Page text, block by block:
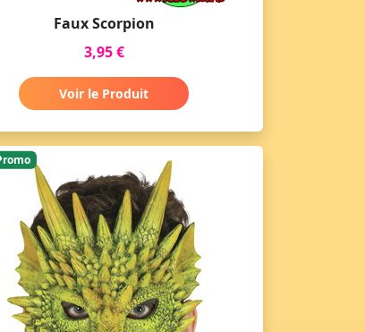
Faux Scorpion
3,95 €
Voir le Produit